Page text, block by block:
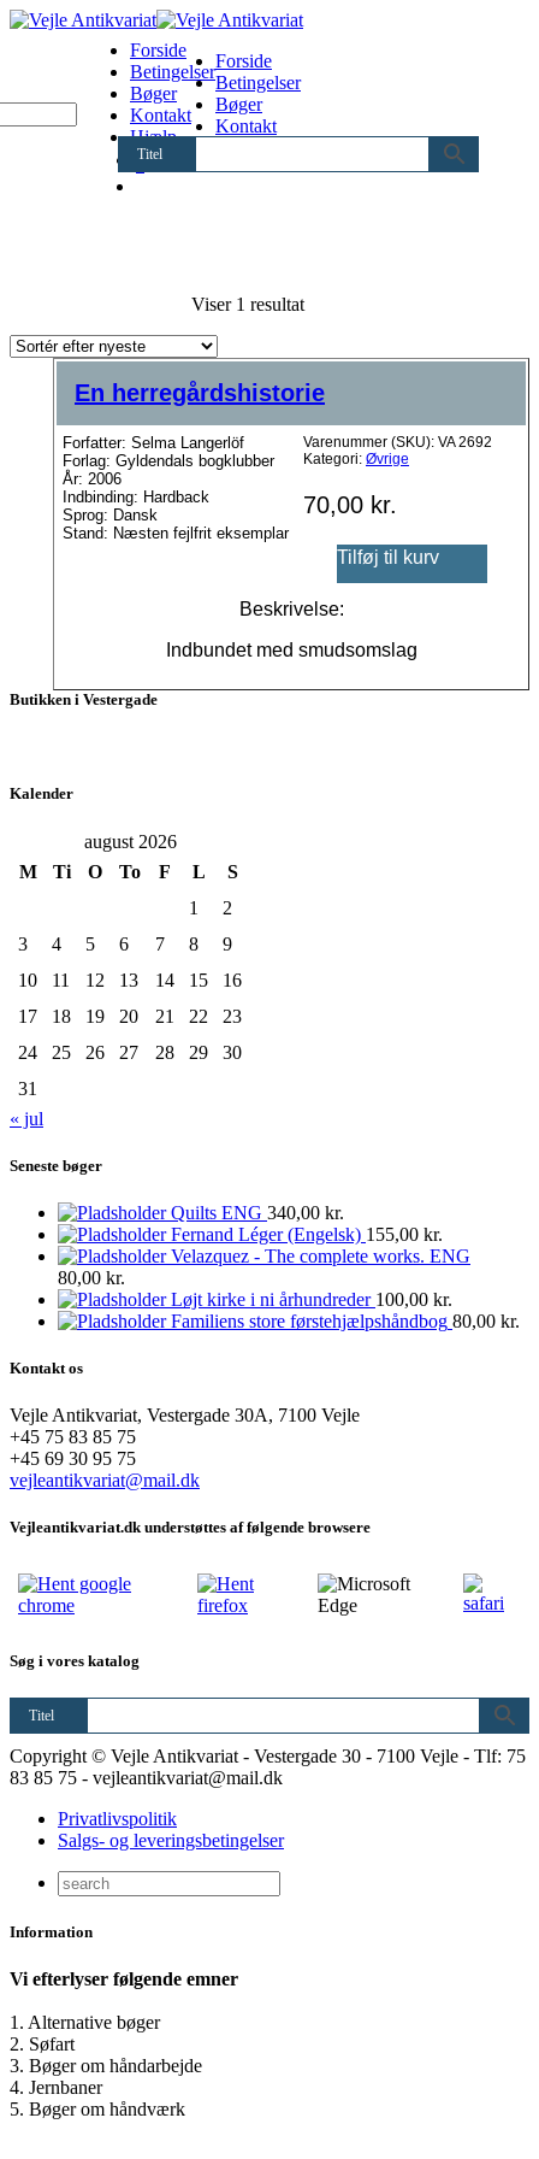
Titel
Forside
Betingelser
Bøger
Kontakt
Hjælp
Forside
Betingelser
Bøger
Kontakt
Viser 1 resultat
En herregårdshistorie
Forfatter: Selma Langerlöf
Forlag: Gyldendals bogklubber
År: 2006
Indbinding: Hardback
Sprog: Dansk
Stand: Næsten fejlfrit eksemplar
Varenummer (SKU): VA 2692
Kategori: Øvrige
70,00 kr.
Tilføj til kurv
Beskrivelse:
Indbundet med smudsomslag
Butikken i Vestergade
Kalender
august 2026
M
Ti O To F L
S
1
2
3
4 5 6 7 8
9
10
11 12 13 14 15
16
17
18 19 20 21 22
23
24
25 26 27 28 29
30
31
« jul
Seneste bøger
Quilts ENG 340,00 kr.
Fernand Léger (Engelsk) 155,00 kr.
Velazquez - The complete works. ENG
80,00 kr.
Løjt kirke i ni århundreder 100,00 kr.
Familiens store førstehjælpshåndbog 80,00 kr.
Kontakt os
Vejle Antikvariat, Vestergade 30A, 7100 Vejle
+45 75 83 85 75
+45 69 30 95 75
vejleantikvariat@mail.dk
Vejleantikvariat.dk understøttes af følgende browsere
Søg i vores katalog
Titel
Copyright © Vejle Antikvariat - Vestergade 30 - 7100 Vejle - Tlf: 75
83 85 75 - vejleantikvariat@mail.dk
Privatlivspolitik
Salgs- og leveringsbetingelser
Information
Vi efterlyser følgende emner
1. Alternative bøger
2. Søfart
3. Bøger om håndarbejde
4. Jernbaner
5. Bøger om håndværk